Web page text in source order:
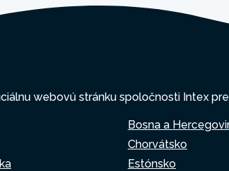
webovú stránku spoločnosti Intex
Bosna a
Chorvátsko
Estónsko